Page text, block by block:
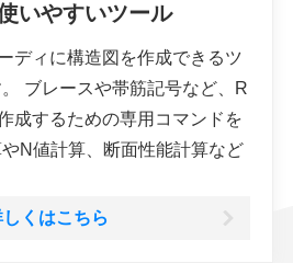
いやすいツール
ディに構造図を作成できるツ
ブレースや帯筋記号など、R
成するための専用コマンドを
N値計算、断面性能計算など
くはこちら